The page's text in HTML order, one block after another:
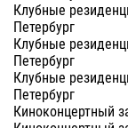
Клубные
Петербург
Клубные
Петербург
Клубные
Петербург
Киноконцертный